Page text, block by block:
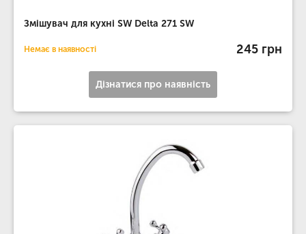
Змішувач для кухні SW Delta 271 SW
Немає в наявності 245 грн
Дізнатися про наявність